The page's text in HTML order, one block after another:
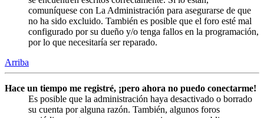
comuníquese con La Administración para asegurarse de que
no ha sido excluido. También es posible que el foro esté mal
configurado por su dueño y/o tenga fallos en la programación,
por lo que necesitaría ser reparado.
Arriba
Hace un tiempo me registré, ¡pero ahora no puedo conectarme!
Es posible que la administración haya desactivado o borrado
su cuenta por alguna razón. También, algunos foros